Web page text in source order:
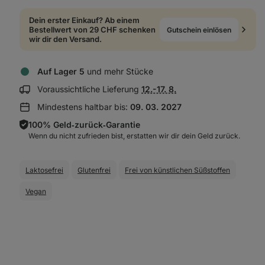
Dein erster Einkauf? Ab einem
Bestellwert von 29 CHF schenken
wir dir den Versand.
Gutschein einlösen
Auf Lager 5 und mehr Stücke
Voraussichtliche Lieferung Lieferinformationen
12.-17. 8.
Mindestens haltbar bis: 09. 03. 2027
100% Geld‑zurück‑Garantie
Wenn du nicht zufrieden bist, erstatten wir dir dein Geld zurück.
Laktosefrei Glutenfrei Frei von künstlichen Süßstoffen
Vegan